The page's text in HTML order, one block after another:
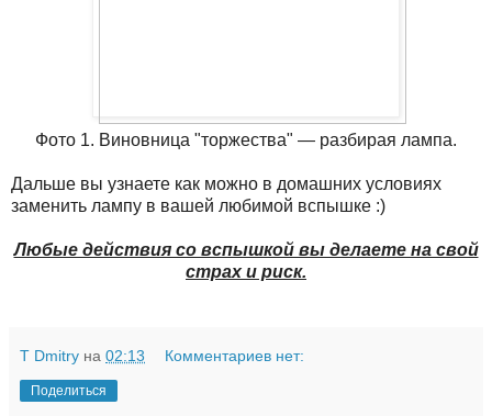
Фото 1. Виновница "торжества" — разбирая лампа.
Дальше вы узнаете как можно в домашних условиях
заменить лампу в вашей любимой вспышке :)
Любые действия со вспышкой вы делаете на свой
страх и риск.
T Dmitry на 02:13 Комментариев нет:
Поделиться